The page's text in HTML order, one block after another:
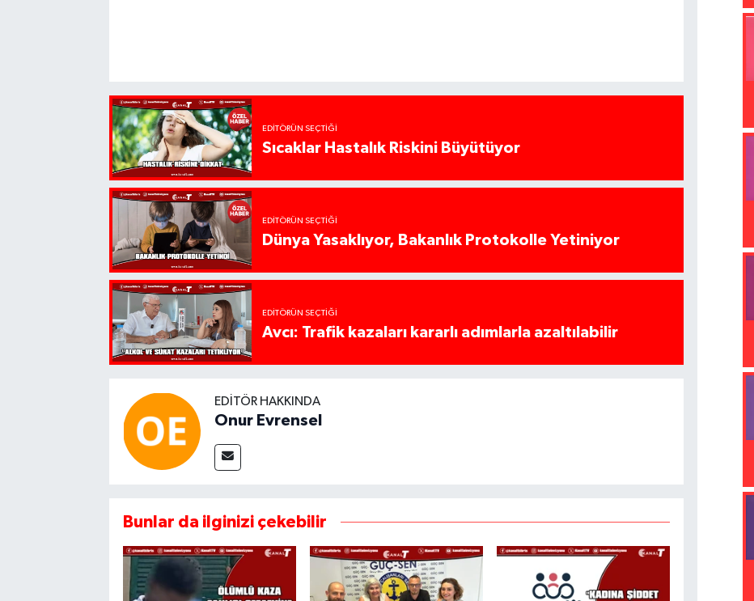
EDITÖRÜN SEÇTIĞI
Sıcaklar Hastalık Riskini Büyütüyor
EDITÖRÜN SEÇTIĞI
Dünya Yasaklıyor, Bakanlık Protokolle Yetiniyor
EDITÖRÜN SEÇTIĞI
Avcı: Trafik kazaları kararlı adımlarla azaltılabilir
EDITÖR HAKKINDA
Onur Evrensel
Bunlar da ilginizi çekebilir